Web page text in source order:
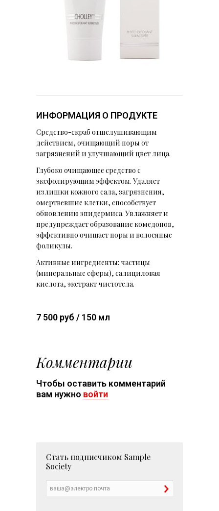
ИНФОРМАЦИЯ О ПРОДУКТЕ
Средство-скраб отшелушивающим
действием, очищающий поры от
загрязнений и улучшающий цвет лица.
Глубоко очищающее средство с
эксфолирующим эффектом. Удаляет
излишки кожного сала, загрязнения,
омертвевшие клетки, способствует
обновлению эпидермиса. Увлажняет и
предупреждает образование комедонов,
эффективно очищает поры и волосяные
фоликулы.
Активные ингредиенты: частицы
(минеральные сферы), салициловая
кислота, экстракт чистотела.
7 500 руб / 150 мл
Комментарии
Чтобы оставить комментарий
вам нужно войти
Стать подписчиком Sample
Society